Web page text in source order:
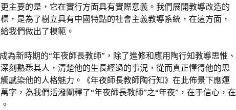
主要的是，它在實行方面具有實際意義。我們展開教導改造的
，是為了樹立具有中國特點的社會主義教導系統，在這方面，
我們做出了模範。
為新時期的“年夜師長教師”，除了進修和應用陶行知教導思惟、
刻熟悉其人，清楚他的生長經過的事況，從而真正懂得他的思
感染他的人格魅力。《年夜師長教師陶行知》在此佈景下應運
字，為我們活潑闡釋了“年夜師長教師”之“年夜”，在于信心，在